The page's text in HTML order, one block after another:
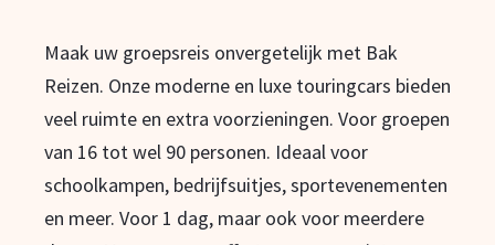
Maak uw groepsreis onvergetelijk met Bak
Reizen. Onze moderne en luxe touringcars bieden
veel ruimte en extra voorzieningen. Voor groepen
van 16 tot wel 90 personen. Ideaal voor
schoolkampen, bedrijfsuitjes, sportevenementen
en meer. Voor 1 dag, maar ook voor meerdere